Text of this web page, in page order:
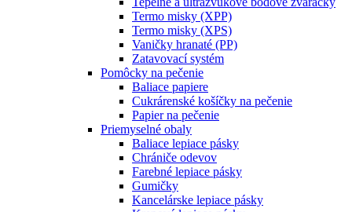
Termo misky (XPP)
Termo misky (XPS)
Vaničky hranaté (PP)
Zatavovací systém
Pomôcky na pečenie
Baliace papiere
Cukrárenské košíčky na pečenie
Papier na pečenie
Priemyselné obaly
Baliace lepiace pásky
Chrániče odevov
Farebné lepiace pásky
Gumičky
Kancelárske lepiace pásky